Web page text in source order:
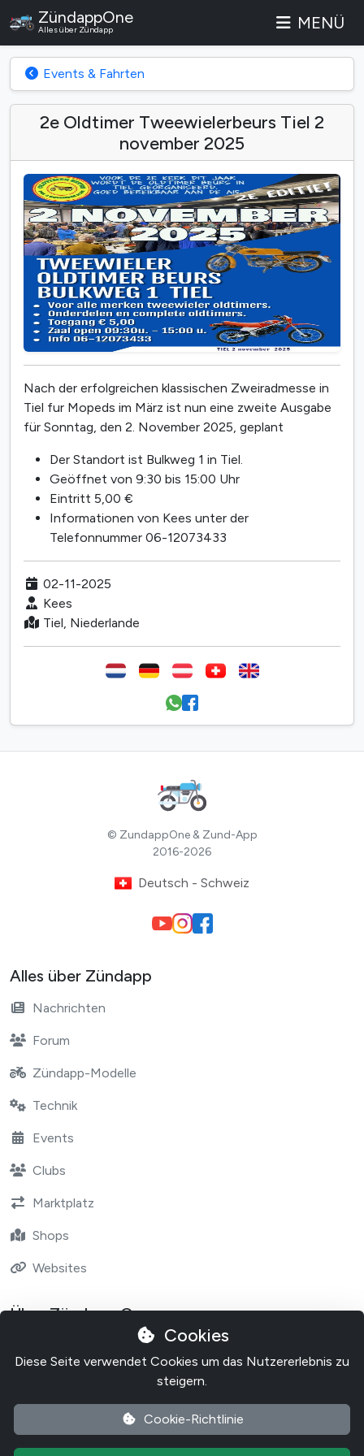
ZündappOne
Alles über Zündapp MENÜ
Events & Fahrten
2e Oldtimer Tweewielerbeurs Tiel 2
november 2025
Nach der erfolgreichen klassischen Zweiradmesse in
Tiel fur Mopeds im März ist nun eine zweite Ausgabe
für Sonntag, den 2. November 2025, geplant
Der Standort ist Bulkweg 1 in Tiel.
Geöffnet von 9:30 bis 15:00 Uhr
Eintritt 5,00 €
Informationen von Kees unter der
Telefonnummer 06-12073433
02-11-2025
Kees
Tiel, Niederlande
© ZundappOne & Zund-App
2016-2026
Deutsch - Schweiz
Alles über Zündapp
Nachrichten
Forum
Zündapp-Modelle
Technik
Events
Clubs
Marktplatz
Shops
Websites
Über Zündapp One
Cookie-Richtlinie
Cookies
Diese Seite verwendet Cookies um das Nutzererlebnis zu
steigern.
Cookie-Richtlinie